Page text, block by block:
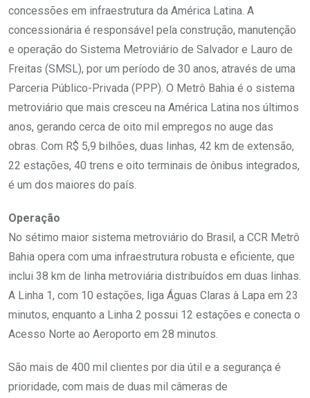
concessões em infraestrutura da América Latina. A
concessionária é responsável pela construção, manutenção
e operação do Sistema Metroviário de Salvador e Lauro de
Freitas (SMSL), por um período de 30 anos, através de uma
Parceria Público-Privada (PPP). O Metrô Bahia é o sistema
metroviário que mais cresceu na América Latina nos últimos
anos, gerando cerca de oito mil empregos no auge das
obras. Com R$ 5,9 bilhões, duas linhas, 42 km de extensão,
22 estações, 40 trens e oito terminais de ônibus integrados,
é um dos maiores do país.
Operação
No sétimo maior sistema metroviário do Brasil, a CCR Metrô
Bahia opera com uma infraestrutura robusta e eficiente, que
inclui 38 km de linha metroviária distribuídos em duas linhas.
A Linha 1, com 10 estações, liga Águas Claras à Lapa em 23
minutos, enquanto a Linha 2 possui 12 estações e conecta o
Acesso Norte ao Aeroporto em 28 minutos.
São mais de 400 mil clientes por dia útil e a segurança é
prioridade, com mais de duas mil câmeras de